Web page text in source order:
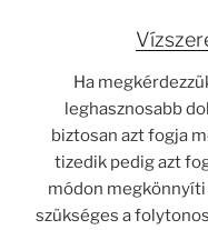
Ha
leghasznosabb
biztosan azt fogja
tizedik pedig azt
módon megkönnyíti
szükséges a